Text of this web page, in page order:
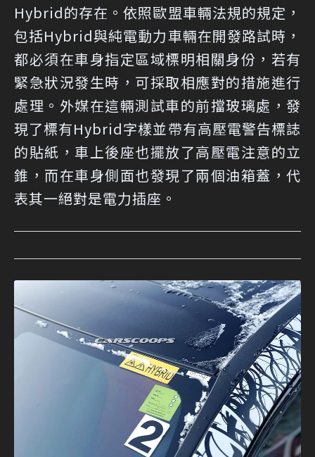
Hybrid的存在。依照歐盟車輛法規的規定，
包括Hybrid與純電動力車輛在開發路試時，
都必須在車身指定區域標明相關身份，若有
緊急狀況發生時，可採取相應對的措施進行
處理。外媒在這輛測試車的前擋玻璃處，發
現了標有Hybrid字樣並帶有高壓電警告標誌
的貼紙，車上後座也擺放了高壓電注意的立
錐，而在車身側面也發現了兩個油箱蓋，代
表其一絕對是電力插座。